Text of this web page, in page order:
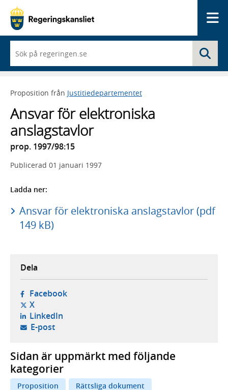
du
börjar
skriva
framträder
lista
med
sökförslag
Proposition från Justitiedepartementet
Ansvar för elektroniska
anslagstavlor
prop. 1997/98:15
Publicerad 01 januari 1997
Ladda ner:
Ansvar för elektroniska anslagstavlor (pdf
149 kB)
Dela
Facebook- öppnas i ny flik, extern webbplats,
X- öppnas i ny flik, extern webbplats,
LinkedIn- öppnas i ny flik, extern webbplats,
E-post- öppnar din e-postklient,
Sidan är uppmärkt med följande
kategorier
Proposition
Rättsliga dokument